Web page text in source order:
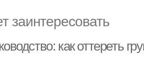
заинтересовать
как оттереть